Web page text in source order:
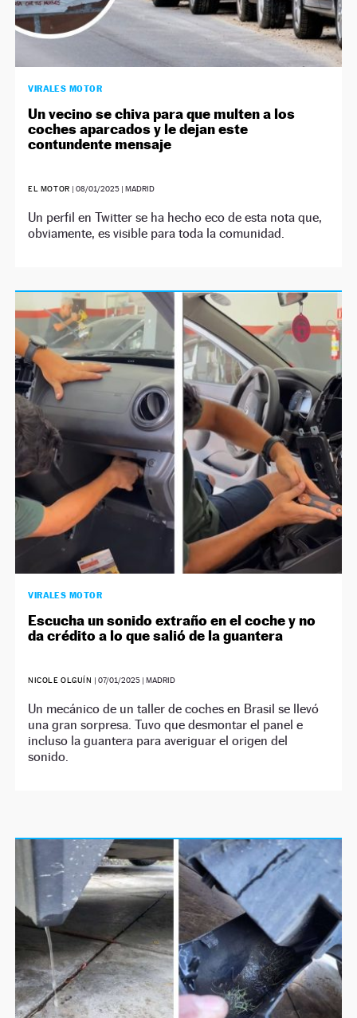
VIRALES MOTOR
Un vecino se chiva para que multen a los
coches aparcados y le dejan este
contundente mensaje
EL MOTOR | 08/01/2025| MADRID
Un perfil en Twitter se ha hecho eco de esta nota que,
obviamente, es visible para toda la comunidad.
VIRALES MOTOR
Escucha un sonido extraño en el coche y no
da crédito a lo que salió de la guantera
NICOLE OLGUÍN | 07/01/2025| MADRID
Un mecánico de un taller de coches en Brasil se llevó
una gran sorpresa. Tuvo que desmontar el panel e
incluso la guantera para averiguar el origen del
sonido.